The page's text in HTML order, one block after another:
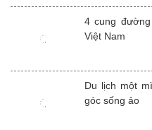
4 cung
Việt Nam
Du lịch một
góc sống ảo